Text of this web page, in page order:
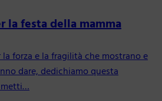
la festa della mamma
forza e la fragilità che mostrano e
dare, dedichiamo questa